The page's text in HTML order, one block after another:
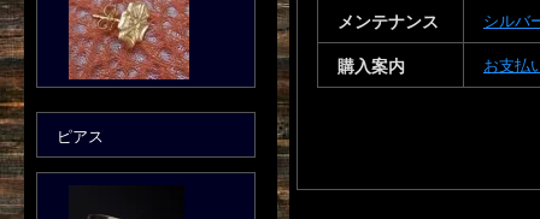
メンテナンス シルバ
購入案内 お支払
ピアス